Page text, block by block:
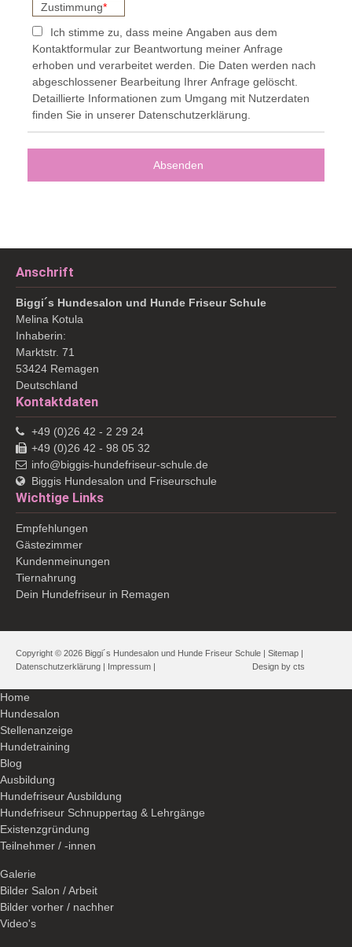
Zustimmung*
Ich stimme zu, dass meine Angaben aus dem
Kontaktformular zur Beantwortung meiner Anfrage
erhoben und verarbeitet werden. Die Daten werden nach
abgeschlossener Bearbeitung Ihrer Anfrage gelöscht.
Detaillierte Informationen zum Umgang mit Nutzerdaten
finden Sie in unserer Datenschutzerklärung.
Absenden
Anschrift
Biggi´s Hundesalon und Hunde Friseur Schule
Melina Kotula
Inhaberin:
Marktstr. 71
53424 Remagen
Deutschland
Kontaktdaten
+49 (0)26 42 - 2 29 24
+49 (0)26 42 - 98 05 32
info@biggis-hundefriseur-schule.de
Biggis Hundesalon und Friseurschule
Wichtige Links
Empfehlungen
Gästezimmer
Kundenmeinungen
Tiernahrung
Dein Hundefriseur in Remagen
Copyright © 2026 Biggi´s Hundesalon und Hunde Friseur Schule | Sitemap |
Datenschutzerklärung | Impressum | Design by cts
Home
Hundesalon
Stellenanzeige
Hundetraining
Blog
Ausbildung
Hundefriseur Ausbildung
Hundefriseur Schnuppertag & Lehrgänge
Existenzgründung
Teilnehmer / -innen
Galerie
Bilder Salon / Arbeit
Bilder vorher / nachher
Video's